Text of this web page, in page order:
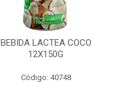
BEBIDA LACTEA COCO
12X150G
Código: 40748